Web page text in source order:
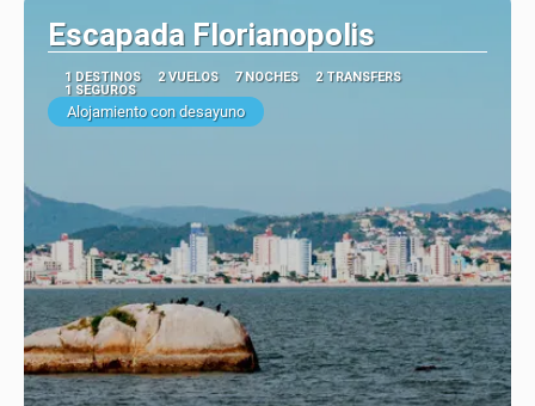
Escapada Florianopolis
1 DESTINOS 2 VUELOS 7 NOCHES
2 TRANSFERS
1 SEGUROS
Alojamiento con desayuno